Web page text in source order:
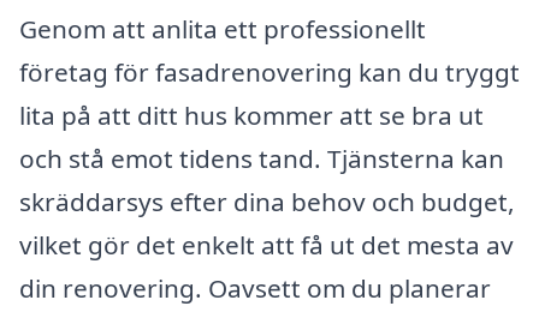
Genom att anlita ett professionellt
företag för fasadrenovering kan du tryggt
lita på att ditt hus kommer att se bra ut
och stå emot tidens tand. Tjänsterna kan
skräddarsys efter dina behov och budget,
vilket gör det enkelt att få ut det mesta av
din renovering. Oavsett om du planerar